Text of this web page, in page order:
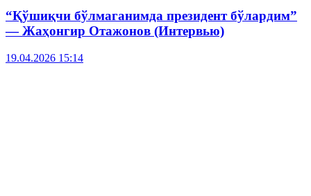
“Қўшиқчи бўлмаганимда президент бўлардим”
— Жаҳонгир Отажонов (Интервью)
19.04.2026 15:14